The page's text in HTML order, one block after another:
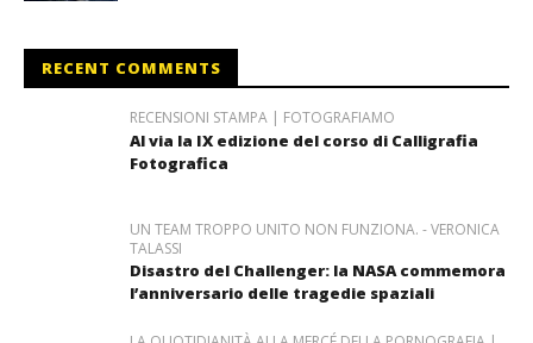
RECENT COMMENTS
RECENSIONI STAMPA | FOTOGRAFIAMO
Al via la IX edizione del corso di Calligrafia
Fotografica
UN TEAM TROPPO UNITO NON FUNZIONA. - VERONICA
TALASSI
Disastro del Challenger: la NASA commemora
l’anniversario delle tragedie spaziali